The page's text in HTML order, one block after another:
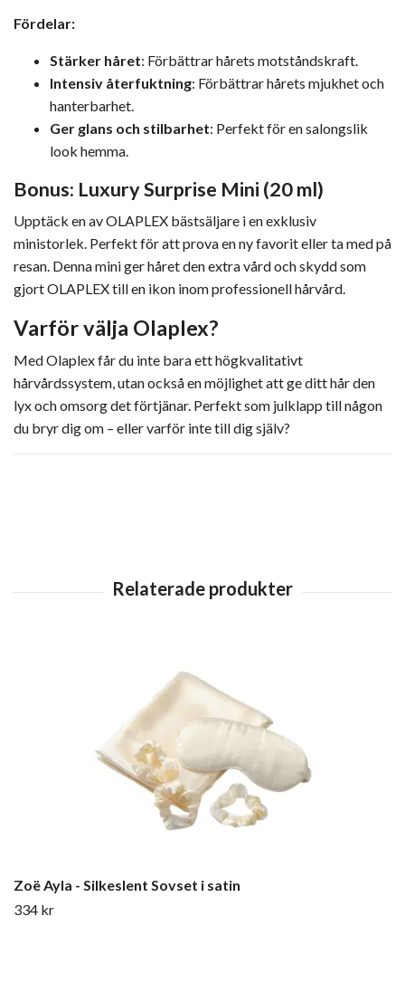
Fördelar:
Stärker håret: Förbättrar hårets motståndskraft.
Intensiv återfuktning: Förbättrar hårets mjukhet och
hanterbarhet.
Ger glans och stilbarhet: Perfekt för en salongslik
look hemma.
Bonus: Luxury Surprise Mini (20 ml)
Upptäck en av OLAPLEX bästsäljare i en exklusiv
ministorlek. Perfekt för att prova en ny favorit eller ta med på
resan. Denna mini ger håret den extra vård och skydd som
gjort OLAPLEX till en ikon inom professionell hårvård.
Varför välja Olaplex?
Med Olaplex får du inte bara ett högkvalitativt
hårvårdssystem, utan också en möjlighet att ge ditt hår den
lyx och omsorg det förtjänar. Perfekt som julklapp till någon
du bryr dig om – eller varför inte till dig själv?
Zoë Ayla - Silkeslent Sovset i satin
334 kr